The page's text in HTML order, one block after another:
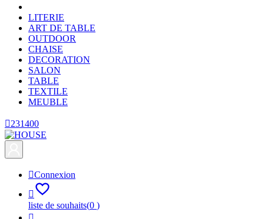
LITERIE
ART DE TABLE
OUTDOOR
CHAISE
DECORATION
SALON
TABLE
TEXTILE
MEUBLE
231400
Connexion

liste de souhaits(0 )